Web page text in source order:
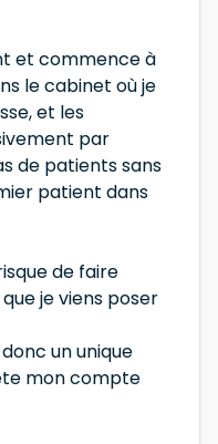
et commence à
le cabinet où je
et les
par
de patients sans
patient dans
de faire
je viens poser
un unique
mon compte